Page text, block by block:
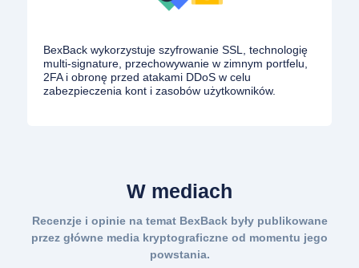
BexBack wykorzystuje szyfrowanie SSL, technologię
multi-signature, przechowywanie w zimnym portfelu,
2FA i obronę przed atakami DDoS w celu
zabezpieczenia kont i zasobów użytkowników.
W mediach
Recenzje i opinie na temat BexBack były publikowane
przez główne media kryptograficzne od momentu jego
powstania.